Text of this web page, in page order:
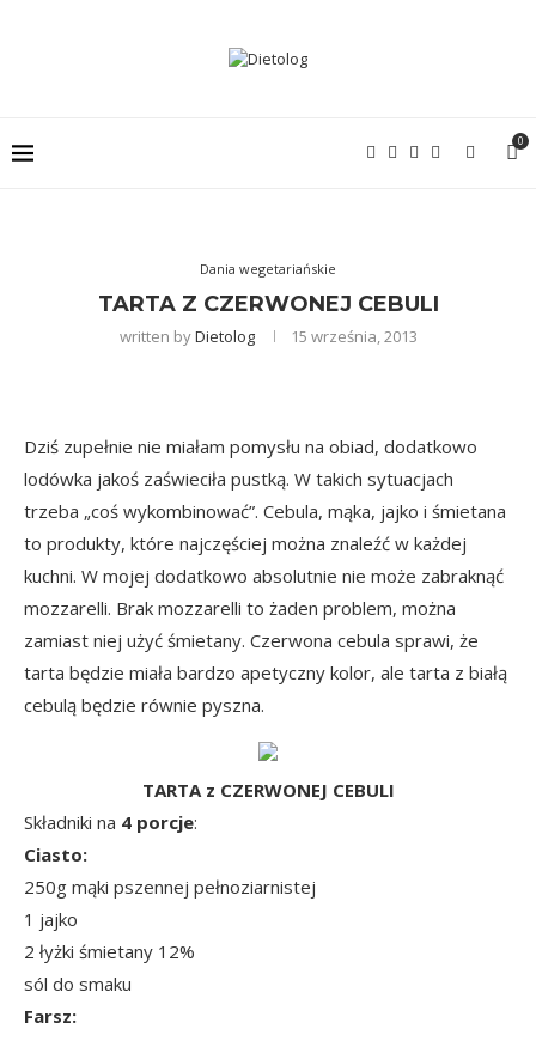
0
Dania wegetariańskie
TARTA Z CZERWONEJ CEBULI
written byDietolog 15 września, 2013
Dziś zupełnie nie miałam pomysłu na obiad, dodatkowo
lodówka jakoś zaświeciła pustką. W takich sytuacjach
trzeba „coś wykombinować”. Cebula, mąka, jajko i śmietana
to produkty, które najczęściej można znaleźć w każdej
kuchni. W mojej dodatkowo absolutnie nie może zabraknąć
mozzarelli. Brak mozzarelli to żaden problem, można
zamiast niej użyć śmietany. Czerwona cebula sprawi, że
tarta będzie miała bardzo apetyczny kolor, ale tarta z białą
cebulą będzie równie pyszna.
TARTA z CZERWONEJ CEBULI
Składniki na 4 porcje:
Ciasto:
250g mąki pszennej pełnoziarnistej
1 jajko
2 łyżki śmietany 12%
sól do smaku
Farsz: